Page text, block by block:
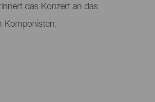
das Konzert an das
Komponisten.